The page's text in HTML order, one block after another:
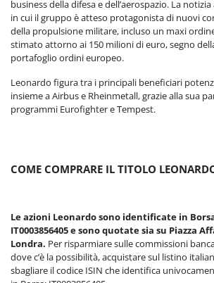
business della difesa e dell’aerospazio. La
in cui il gruppo è atteso protagonista di nuovi
della propulsione militare, incluso un maxi
stimato attorno ai 150 milioni di euro, segno
portafoglio ordini europeo.
Leonardo figura tra i principali beneficiari
insieme a Airbus e Rheinmetall, grazie alla sua
programmi Eurofighter e Tempest.
COME COMPRARE IL TITOLO
Le azioni Leonardo sono identificate in
IT0003856405 e sono quotate sia su Piazza
Londra. Per risparmiare sulle commissioni
dove c’è la possibilità, acquistare sul listino
sbagliare il codice ISIN che identifica